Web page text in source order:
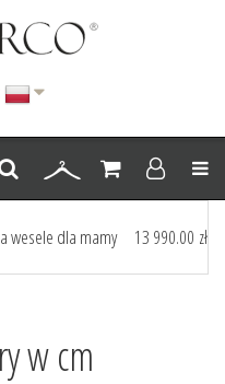
Menu
wesele dla mamy 13 990.00 zł
w cm